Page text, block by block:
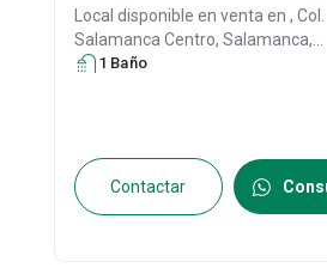
Local disponible en venta en , Col.
Salamanca Centro, Salamanca,
Guanajuato
1 Baño
Contactar